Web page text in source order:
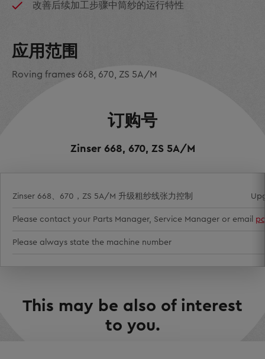
改善后续加工步骤中筒纱的运行特性
应用范围
Roving frames 668, 670, ZS 5A/M
订购号
Zinser 668, 670, ZS 5A/M
Zinser 668、670，ZS 5A/M 升级粗纱线张力控制
Please contact your Parts Manager, Service Manager or email
Please always state the machine number
This may be also of interest
to you.